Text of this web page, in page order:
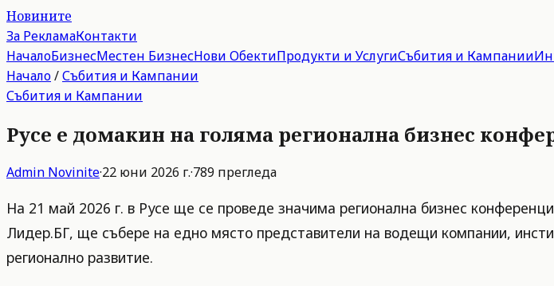
Новините
За РекламаКонтакти
НачалоБизнесМестен БизнесНови ОбектиПродукти и УслугиСъбития и Кампании
Начало/Събития и Кампании
Събития и Кампании
Русе е домакин на голяма регионална бизнес
Admin Novinite·22 юни 2026 г.·789 прегледа
На 21 май 2026 г. в Русе ще се проведе значима регионална бизнес
Лидер.БГ, ще събере на едно място представители на водещи компании,
регионално развитие.